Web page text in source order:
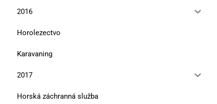
2016
Horolezectvo
Karavaning
2017
Horská záchranná služba